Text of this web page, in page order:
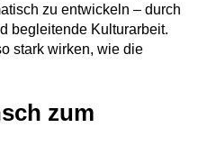
zu entwickeln – durch
begleitende Kulturarbeit.
stark wirken, wie die
zum